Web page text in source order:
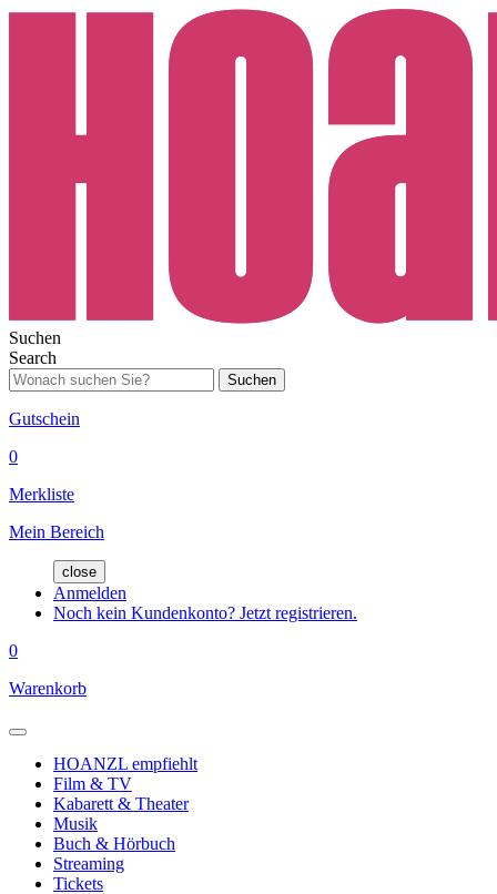
Suchen
Search
Suchen
Gutschein
0
Merkliste
Mein Bereich
close
Anmelden
Noch kein Kundenkonto? Jetzt registrieren.
0
Warenkorb
HOANZL empfiehlt
Film & TV
Kabarett & Theater
Musik
Buch & Hörbuch
Streaming
Tickets